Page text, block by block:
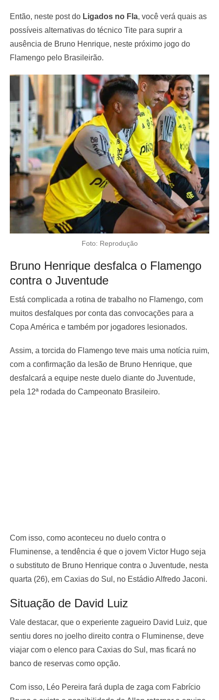
Então, neste post do Ligados no Fla, você verá quais as
possíveis alternativas do técnico Tite para suprir a
ausência de Bruno Henrique, neste próximo jogo do
Flamengo pelo Brasileirão.
Foto: Reprodução
Bruno Henrique desfalca o Flamengo
contra o Juventude
Está complicada a rotina de trabalho no Flamengo, com
muitos desfalques por conta das convocações para a
Copa América e também por jogadores lesionados.
Assim, a torcida do Flamengo teve mais uma notícia ruim,
com a confirmação da lesão de Bruno Henrique, que
desfalcará a equipe neste duelo diante do Juventude,
pela 12ª rodada do Campeonato Brasileiro.
Com isso, como aconteceu no duelo contra o
Fluminense, a tendência é que o jovem Victor Hugo seja
o substituto de Bruno Henrique contra o Juventude, nesta
quarta (26), em Caxias do Sul, no Estádio Alfredo Jaconi.
Situação de David Luiz
Vale destacar, que o experiente zagueiro David Luiz, que
sentiu dores no joelho direito contra o Fluminense, deve
viajar com o elenco para Caxias do Sul, mas ficará no
banco de reservas como opção.
Com isso, Léo Pereira fará dupla de zaga com Fabrício